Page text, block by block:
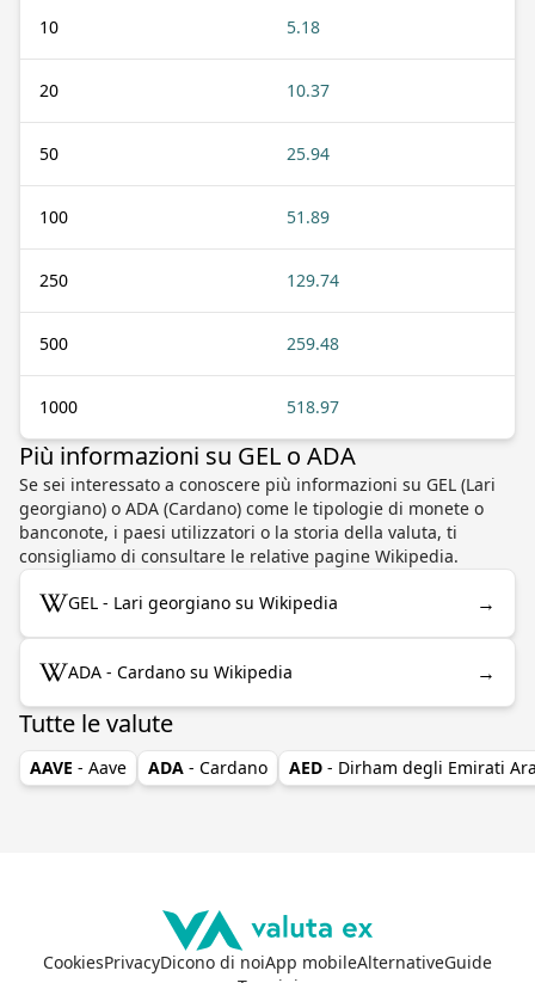
10 5.18
20 10.37
50 25.94
100 51.89
250 129.74
500 259.48
1000 518.97
Più informazioni su GEL o ADA
Se sei interessato a conoscere più informazioni su GEL (Lari
georgiano) o ADA (Cardano) come le tipologie di monete o
banconote, i paesi utilizzatori o la storia della valuta, ti
consigliamo di consultare le relative pagine Wikipedia.
GEL - Lari georgiano su Wikipedia →
ADA - Cardano su Wikipedia →
Tutte le valute
AAVE - Aave ADA - Cardano AED - Dirham degli Emirati
CookiesPrivacyDicono di noiApp mobileAlternativeGuide